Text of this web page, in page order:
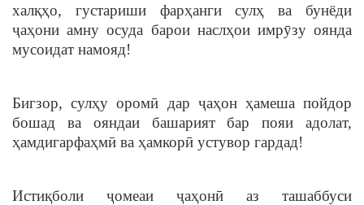
халқҳо, густариши фарҳанги сулҳ ва бунёди
ҷаҳони амну осуда барои наслҳои имрӯзу оянда
мусоидат намояд!
Бигзор, сулҳу оромӣ дар ҷаҳон ҳамеша пойдор
бошад ва ояндаи башарият бар пояи адолат,
ҳамдигарфаҳмӣ ва ҳамкорӣ устувор гардад!
Истиқболи ҷомеаи ҷаҳонӣ аз ташаббуси